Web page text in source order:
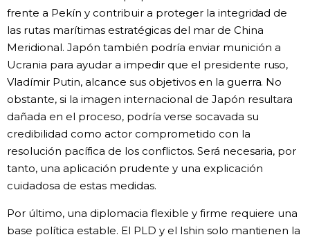
frente a Pekín y contribuir a proteger la integridad de
las rutas marítimas estratégicas del mar de China
Meridional. Japón también podría enviar munición a
Ucrania para ayudar a impedir que el presidente ruso,
Vladímir Putin, alcance sus objetivos en la guerra. No
obstante, si la imagen internacional de Japón resultara
dañada en el proceso, podría verse socavada su
credibilidad como actor comprometido con la
resolución pacífica de los conflictos. Será necesaria, por
tanto, una aplicación prudente y una explicación
cuidadosa de estas medidas.
Por último, una diplomacia flexible y firme requiere una
base política estable. El PLD y el Ishin solo mantienen la